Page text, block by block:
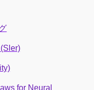
for Neural